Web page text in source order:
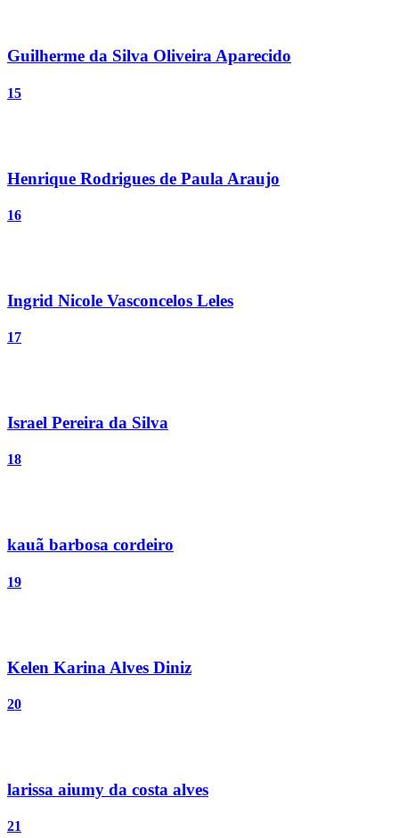
Guilherme da Silva Oliveira Aparecido
15
Henrique Rodrigues de Paula Araujo
16
Ingrid Nicole Vasconcelos Leles
17
Israel Pereira da Silva
18
kauã barbosa cordeiro
19
Kelen Karina Alves Diniz
20
larissa aiumy da costa alves
21